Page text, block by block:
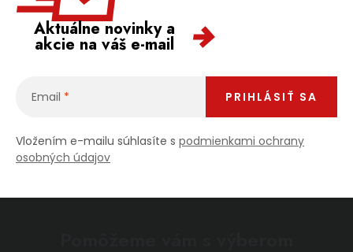
Aktuálne novinky a
akcie na váš e-mail
Email
Vložením e-mailu súhlasíte s podmienkami ochrany
osobných údajov
PRIHLÁSIŤ SA